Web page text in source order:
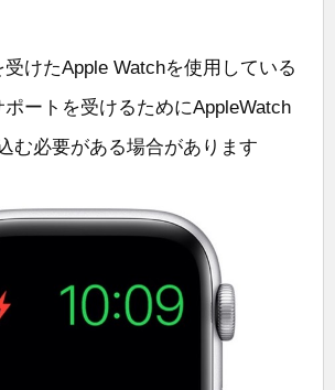
けたApple Watchを使用している
ートを受けるためにAppleWatch
む必要がある場合があります